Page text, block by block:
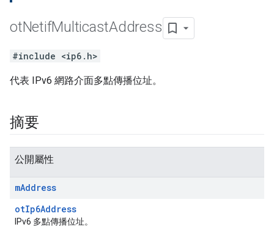
otNetifMulticastAddress
#include <ip6.h>
代表 IPv6 網路介面多點傳播位址。
摘要
公開屬性
mAddress
otIp6Address
IPv6 多點傳播位址。